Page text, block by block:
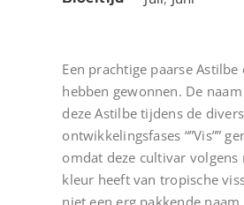
Een prachtige paarse
hebben gewonnen. De
deze Astilbe tijdens de
ontwikkelingsfases “”Vis””
omdat deze cultivar volgens
kleur heeft van tropische
niet een erg pakkende